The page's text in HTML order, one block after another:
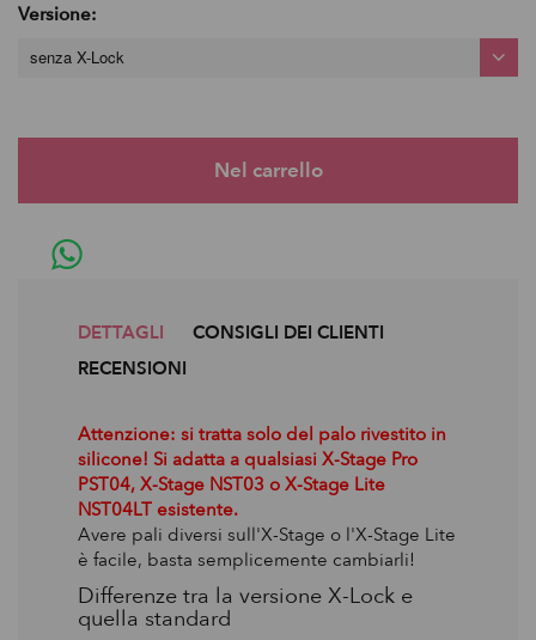
Versione:
senza X-Lock
DETTAGLI
CONSIGLI DEI CLIENTI
RECENSIONI
Attenzione: si tratta solo del palo rivestito in
silicone! Si adatta a qualsiasi X-Stage Pro
PST04, X-Stage NST03 o X-Stage Lite
NST04LT esistente.
Avere pali diversi sull'X-Stage o l'X-Stage Lite
è facile, basta semplicemente cambiarli!
Differenze tra la versione X-Lock e
quella standard